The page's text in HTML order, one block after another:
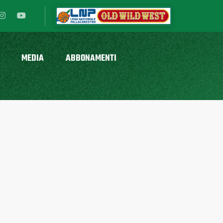
MEDIA ABBONAMENTI